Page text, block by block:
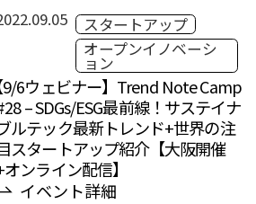
スタートアップ
オープンイノベーシ
ョン
9/6ウェビナー】Trend Note Camp
– SDGs/ESG最前線！サステイナ
ルテック最新トレンド+世界の注
スタートアップ紹介【大阪開催
オンライン配信】
イベント詳細